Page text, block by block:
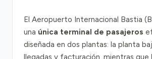
El Aeropuerto Internacional Bastia
una única terminal de pasajeros
diseñada en dos plantas: la planta
llegadas y facturación, mientras que